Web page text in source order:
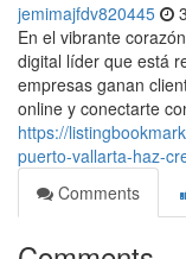
jemimajfdv820445
En el vibrante
digital líder que está
empresas ganan
online y conectarte
https://
puerto-vallarta-haz-
Comments